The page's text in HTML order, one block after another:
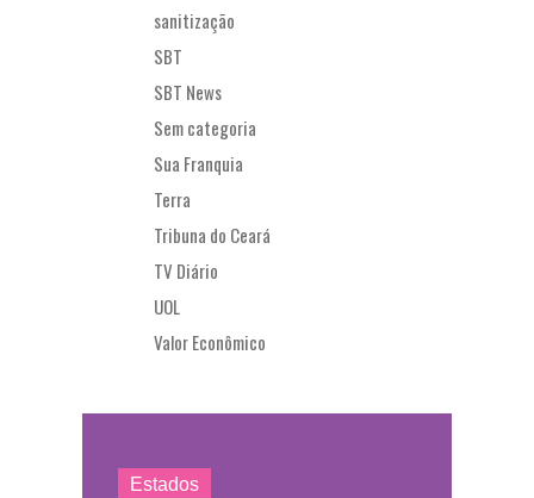
sanitização
SBT
SBT News
Sem categoria
Sua Franquia
Terra
Tribuna do Ceará
TV Diário
UOL
Valor Econômico
Estados